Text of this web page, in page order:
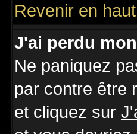
Revenir en
J'ai perdu
Ne paniquez
par contre être
et cliquez sur